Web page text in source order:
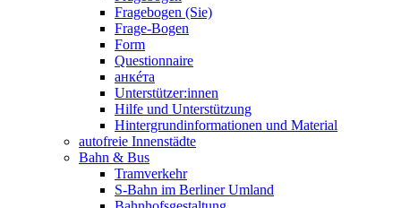
Fragebogen (Sie)
Frage-Bogen
Form
Questionnaire
анкéта
Unterstützer:innen
Hilfe und Unterstützung
Hintergrundinformationen und Material
autofreie Innenstädte
Bahn & Bus
Tramverkehr
S-Bahn im Berliner Umland